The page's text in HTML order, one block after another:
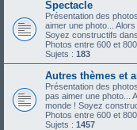
Spectacle
Présentation des
aimer une photo...
Soyez constructifs
Photos entre 600 et
Sujets : 183
Autres thèmes et
Présentation des
pas aimer une photo...
monde ! Soyez
Photos entre 600 et
Sujets : 1457